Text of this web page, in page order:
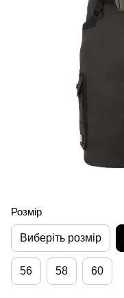
Розмір
Виберіть розмір
56 58 60